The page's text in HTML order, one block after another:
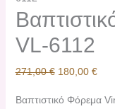
VL-6112
271,00€ 180,00 €
Βαπτιστικό Φόρεμα